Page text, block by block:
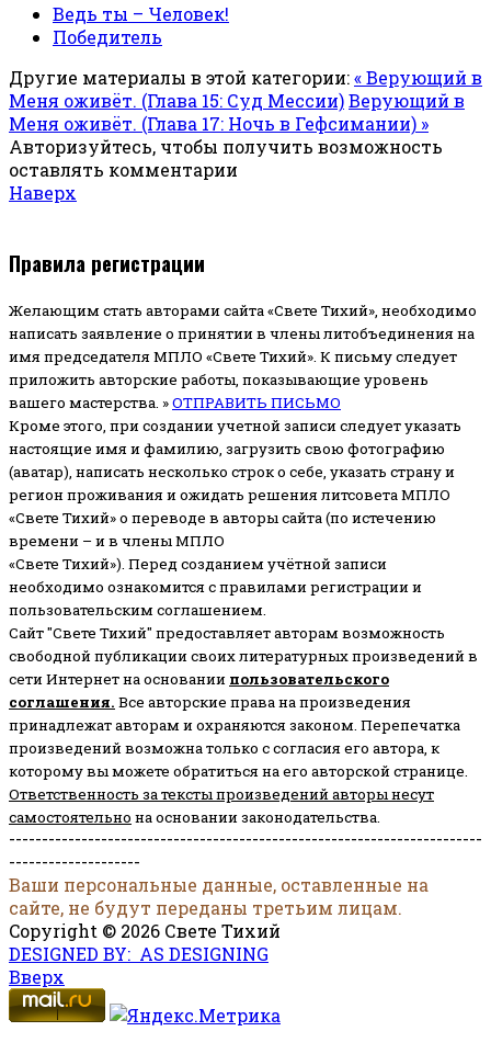
Ведь ты – Человек!
Победитель
Другие материалы в этой категории:« Верующий в
Меня оживёт. (Глава 15: Суд Мессии)Верующий в
Меня оживёт. (Глава 17: Ночь в Гефсимании) »
Авторизуйтесь, чтобы получить возможность
оставлять комментарии
Наверх
Правила регистрации
Желающим стать авторами сайта «Свете Тихий», необходимо
написать заявление о принятии в члены литобъединения на
имя председателя МПЛО «Свете Тихий». К письму следует
приложить авторские работы, показывающие уровень
вашего мастерства. »ОТПРАВИТЬ ПИСЬМО
Кроме этого, при создании учетной записи следует указать
настоящие имя и фамилию, загрузить свою фотографию
(аватар), написать несколько строк о себе, указать страну и
регион проживания и ожидать решения литсовета МПЛО
«Свете Тихий» о переводе в авторы сайта (по истечению
времени – и в члены МПЛО
«Свете Тихий»). Перед созданием учётной записи
необходимо ознакомится с правилами регистрации и
пользовательским соглашением.
Сайт "Свете Тихий" предоставляет авторам возможность
свободной публикации своих литературных произведений в
сети Интернет на основании пользовательского
соглашения. Все авторские права на произведения
принадлежат авторам и охраняются законом. Перепечатка
произведений возможна только с согласия его автора, к
которому вы можете обратиться на его авторской странице.
Ответственность за тексты произведений авторы несут
самостоятельно на основании законодательства.
------------------------------------------------------------------------
--------------------
Ваши персональные данные, оставленные на
сайте, не будут переданы третьим лицам.
Copyright © 2026 Свете Тихий
DESIGNED BY: AS DESIGNING
Вверх